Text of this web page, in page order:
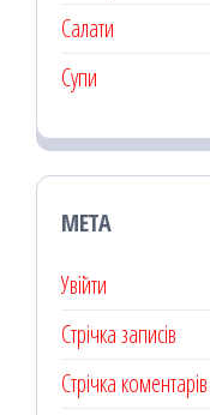
Салати
Супи
МЕТА
Увійти
Стрічка записів
Стрічка коментарів